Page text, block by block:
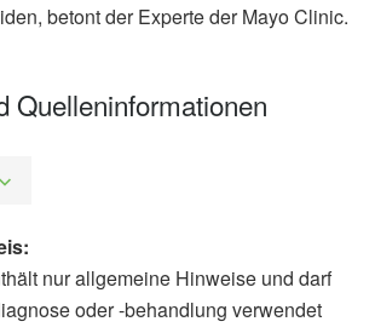
betont der Experte der Mayo Clinic.
Quelleninformationen
nur allgemeine Hinweise und darf
oder -behandlung verwendet